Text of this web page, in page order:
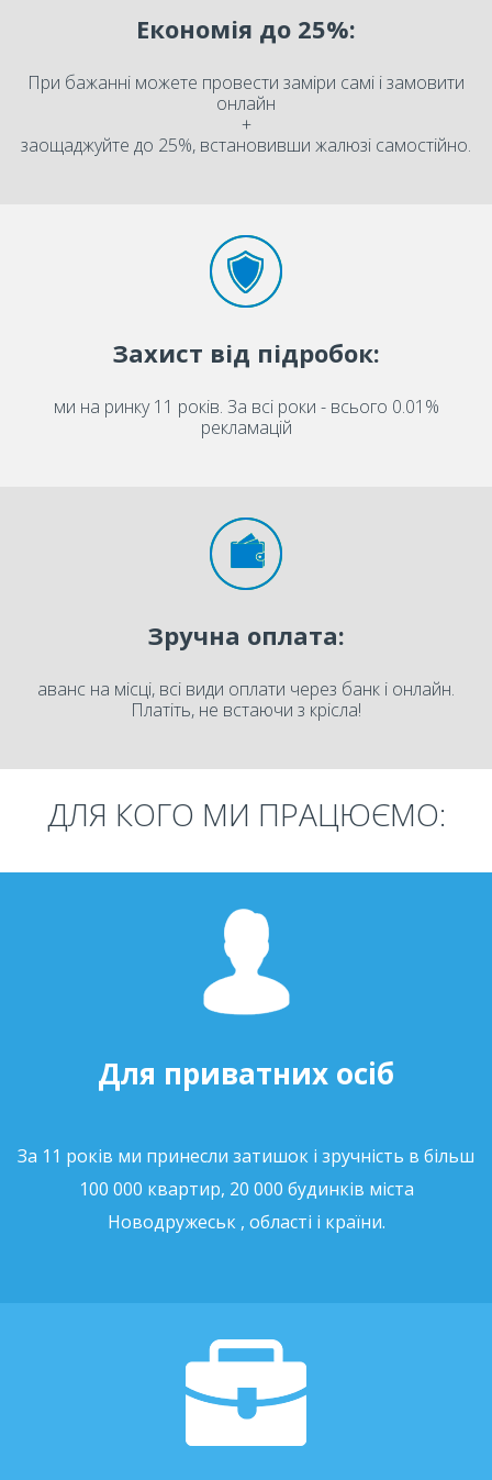
Економія до 25%:
При бажанні можете провести заміри самі і замовити
онлайн
+
заощаджуйте до 25%, встановивши жалюзі самостійно.
Захист від підробок:
ми на ринку 11 років. За всі роки - всього 0.01%
рекламацій
Зручна оплата:
аванс на місці, всі види оплати через банк і онлайн.
Платіть, не встаючи з крісла!
ДЛЯ КОГО МИ ПРАЦЮЄМО:
Для приватних осіб
За 11 років ми принесли затишок і зручність в більш
100 000 квартир, 20 000 будинків міста
Новодружеськ , області і країни.